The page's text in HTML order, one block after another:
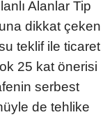
Alanlar Tip
dikkat çeken
teklif ile ticaret
25 kat önerisi
serbest
de tehlike